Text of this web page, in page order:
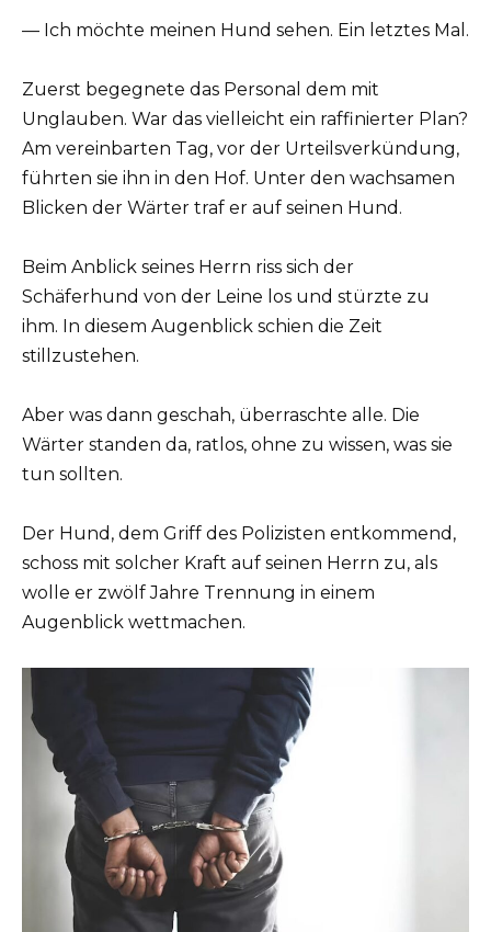
— Ich möchte meinen Hund sehen. Ein letztes Mal.
Zuerst begegnete das Personal dem mit
Unglauben. War das vielleicht ein raffinierter Plan?
Am vereinbarten Tag, vor der Urteilsverkündung,
führten sie ihn in den Hof. Unter den wachsamen
Blicken der Wärter traf er auf seinen Hund.
Beim Anblick seines Herrn riss sich der
Schäferhund von der Leine los und stürzte zu
ihm. In diesem Augenblick schien die Zeit
stillzustehen.
Aber was dann geschah, überraschte alle. Die
Wärter standen da, ratlos, ohne zu wissen, was sie
tun sollten.
Der Hund, dem Griff des Polizisten entkommend,
schoss mit solcher Kraft auf seinen Herrn zu, als
wolle er zwölf Jahre Trennung in einem
Augenblick wettmachen.